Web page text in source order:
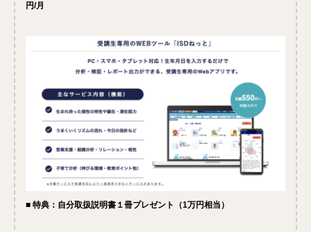
円/月
■ 特典：自分取扱説明書１冊プレゼント（1万円相当）